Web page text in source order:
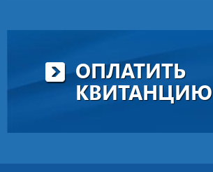
ОПЛАТИТЬ
КВИТАНЦИЮ